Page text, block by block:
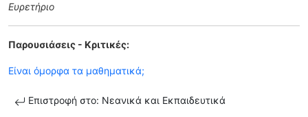
Ευρετήριο
Παρουσιάσεις - Κριτικές:
Είναι όμορφα τα μαθηματικά;
Επιστροφή στο: Νεανικά και Εκπαιδευτικά